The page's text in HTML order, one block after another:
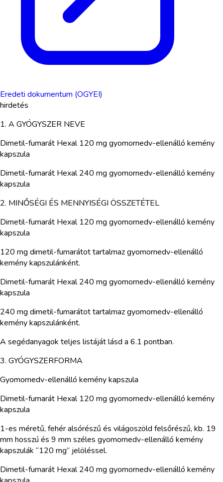
Eredeti dokumentum (OGYEI)
hirdetés
1. A GYÓGYSZER NEVE
Dimetil-fumarát Hexal 120 mg gyomornedv-ellenálló kemény
kapszula
Dimetil-fumarát Hexal 240 mg gyomornedv-ellenálló kemény
kapszula
2. MINŐSÉGI ÉS MENNYISÉGI ÖSSZETÉTEL
Dimetil-fumarát Hexal 120 mg gyomornedv-ellenálló kemény
kapszula
120 mg dimetil-fumarátot tartalmaz gyomornedv-ellenálló
kemény kapszulánként.
Dimetil-fumarát Hexal 240 mg gyomornedv-ellenálló kemény
kapszula
240 mg dimetil-fumarátot tartalmaz gyomornedv-ellenálló
kemény kapszulánként.
A segédanyagok teljes listáját lásd a 6.1 pontban.
3. GYÓGYSZERFORMA
Gyomornedv-ellenálló kemény kapszula
Dimetil-fumarát Hexal 120 mg gyomornedv-ellenálló kemény
kapszula
1-es méretű, fehér alsórészű és világoszöld felsőrészű, kb. 19
mm hosszú és 9 mm széles gyomornedv-ellenálló kemény
kapszulák “120 mg” jelöléssel.
Dimetil-fumarát Hexal 240 mg gyomornedv-ellenálló kemény